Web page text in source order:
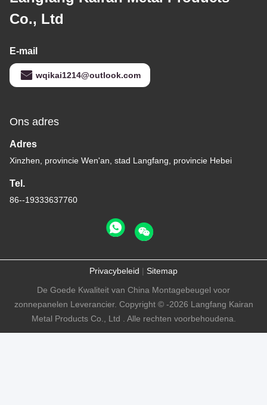
Co., Ltd
E-mail
wqikai1214@outlook.com
Ons adres
Adres
Xinzhen, provincie Wen'an, stad Langfang, provincie Hebei
Tel.
86--19333637760
Privacybeleid | Sitemap
De Goede Kwaliteit van China Montagebeugel voor
zonnepanelen Leverancier. Copyright © -2026 Langfang Kairan
Metal Products Co., Ltd . Alle rechten voorbehoudena.